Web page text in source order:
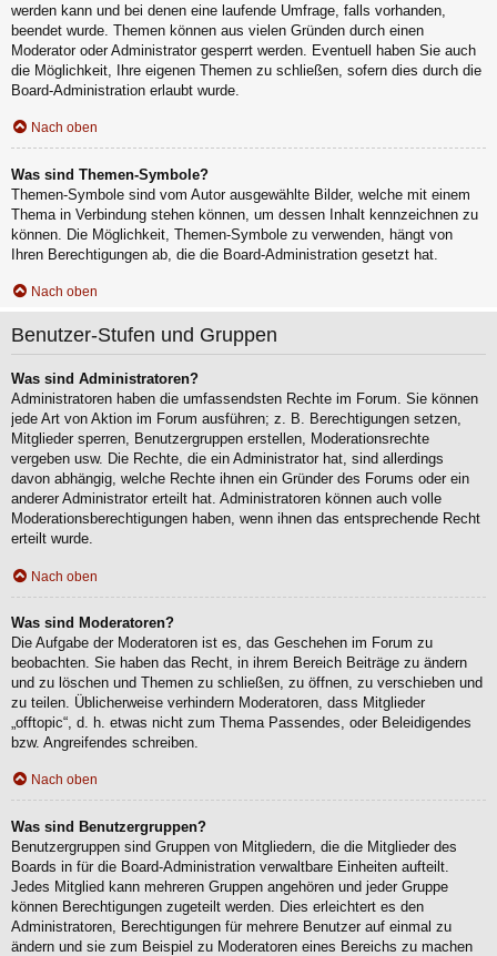
werden kann und bei denen eine laufende Umfrage, falls vorhanden,
beendet wurde. Themen können aus vielen Gründen durch einen
Moderator oder Administrator gesperrt werden. Eventuell haben Sie auch
die Möglichkeit, Ihre eigenen Themen zu schließen, sofern dies durch die
Board-Administration erlaubt wurde.
Nach oben
Was sind Themen-Symbole?
Themen-Symbole sind vom Autor ausgewählte Bilder, welche mit einem
Thema in Verbindung stehen können, um dessen Inhalt kennzeichnen zu
können. Die Möglichkeit, Themen-Symbole zu verwenden, hängt von
Ihren Berechtigungen ab, die die Board-Administration gesetzt hat.
Nach oben
Benutzer-Stufen und Gruppen
Was sind Administratoren?
Administratoren haben die umfassendsten Rechte im Forum. Sie können
jede Art von Aktion im Forum ausführen; z. B. Berechtigungen setzen,
Mitglieder sperren, Benutzergruppen erstellen, Moderationsrechte
vergeben usw. Die Rechte, die ein Administrator hat, sind allerdings
davon abhängig, welche Rechte ihnen ein Gründer des Forums oder ein
anderer Administrator erteilt hat. Administratoren können auch volle
Moderationsberechtigungen haben, wenn ihnen das entsprechende Recht
erteilt wurde.
Nach oben
Was sind Moderatoren?
Die Aufgabe der Moderatoren ist es, das Geschehen im Forum zu
beobachten. Sie haben das Recht, in ihrem Bereich Beiträge zu ändern
und zu löschen und Themen zu schließen, zu öffnen, zu verschieben und
zu teilen. Üblicherweise verhindern Moderatoren, dass Mitglieder
„offtopic“, d. h. etwas nicht zum Thema Passendes, oder Beleidigendes
bzw. Angreifendes schreiben.
Nach oben
Was sind Benutzergruppen?
Benutzergruppen sind Gruppen von Mitgliedern, die die Mitglieder des
Boards in für die Board-Administration verwaltbare Einheiten aufteilt.
Jedes Mitglied kann mehreren Gruppen angehören und jeder Gruppe
können Berechtigungen zugeteilt werden. Dies erleichtert es den
Administratoren, Berechtigungen für mehrere Benutzer auf einmal zu
ändern und sie zum Beispiel zu Moderatoren eines Bereichs zu machen